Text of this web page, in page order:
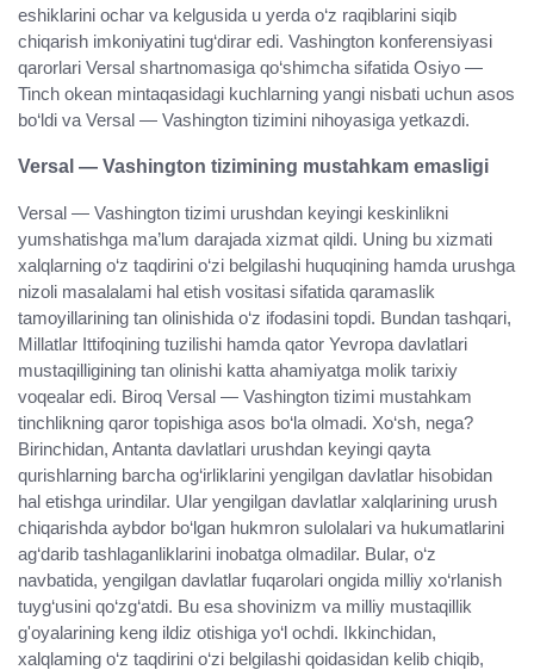
eshiklarini ochar va kelgusida u yerda o‘z raqiblarini siqib
chiqarish imkoniyatini tug‘dirar edi. Vashington konferensiyasi
qarorlari Versal shartnomasiga qo‘shimcha sifatida Osiyo —
Tinch okean mintaqasidagi kuchlarning yangi nisbati uchun asos
bo‘ldi va Versal — Vashington tizimini nihoyasiga yetkazdi.
Versal — Vashington tizimining mustahkam emasligi
Versal — Vashington tizimi urushdan keyingi keskinlikni
yumshatishga ma’lum darajada xizmat qildi. Uning bu xizmati
xalqlarning o‘z taqdirini o‘zi belgilashi huquqining hamda urushga
nizoli masalalami hal etish vositasi sifatida qaramaslik
tamoyillarining tan olinishida o‘z ifodasini topdi. Bundan tashqari,
Millatlar Ittifoqining tuzilishi hamda qator Yevropa davlatlari
mustaqilligining tan olinishi katta ahamiyatga molik tarixiy
voqealar edi. Biroq Versal — Vashington tizimi mustahkam
tinchlikning qaror topishiga asos bo‘la olmadi. Xo‘sh, nega?
Birinchidan, Antanta davlatlari urushdan keyingi qayta
qurishlarning barcha og‘irliklarini yengilgan davlatlar hisobidan
hal etishga urindilar. Ular yengilgan davlatlar xalqlarining urush
chiqarishda aybdor bo‘lgan hukmron sulolalari va hukumatlarini
ag‘darib tashlaganliklarini inobatga olmadilar. Bular, o‘z
navbatida, yengilgan davlatlar fuqarolari ongida milliy xo‘rlanish
tuyg‘usini qo‘zg‘atdi. Bu esa shovinizm va milliy mustaqillik
g'oyalarining keng ildiz otishiga yo‘l ochdi. Ikkinchidan,
xalqlaming o‘z taqdirini o‘zi belgilashi qoidasidan kelib chiqib,